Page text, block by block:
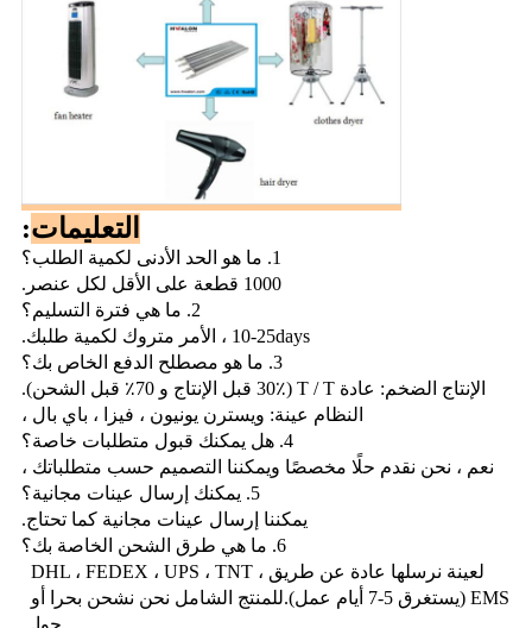
التعليمات:
1. ما هو الحد الأدنى لكمية الطلب؟
1000 قطعة على الأقل لكل عنصر.
2. ما هي فترة التسليم؟
10-25days ، الأمر متروك لكمية طلبك.
3. ما هو مصطلح الدفع الخاص بك؟
الإنتاج الضخم: عادة T / T (30٪ قبل الإنتاج و 70٪ قبل الشحن).
النظام عينة: ويسترن يونيون ، فيزا ، باي بال ،
4. هل يمكنك قبول متطلبات خاصة؟
نعم ، نحن نقدم حلًا مخصصًا ويمكننا التصميم حسب متطلباتك ،
5. يمكنك إرسال عينات مجانية؟
يمكننا إرسال عينات مجانية كما تحتاج.
6. ما هي طرق الشحن الخاصة بك؟
لعينة نرسلها عادة عن طريق DHL ، FEDEX ، UPS ، TNT ،
EMS (يستغرق 5-7 أيام عمل).للمنتج الشامل نحن نشحن بحرا أو